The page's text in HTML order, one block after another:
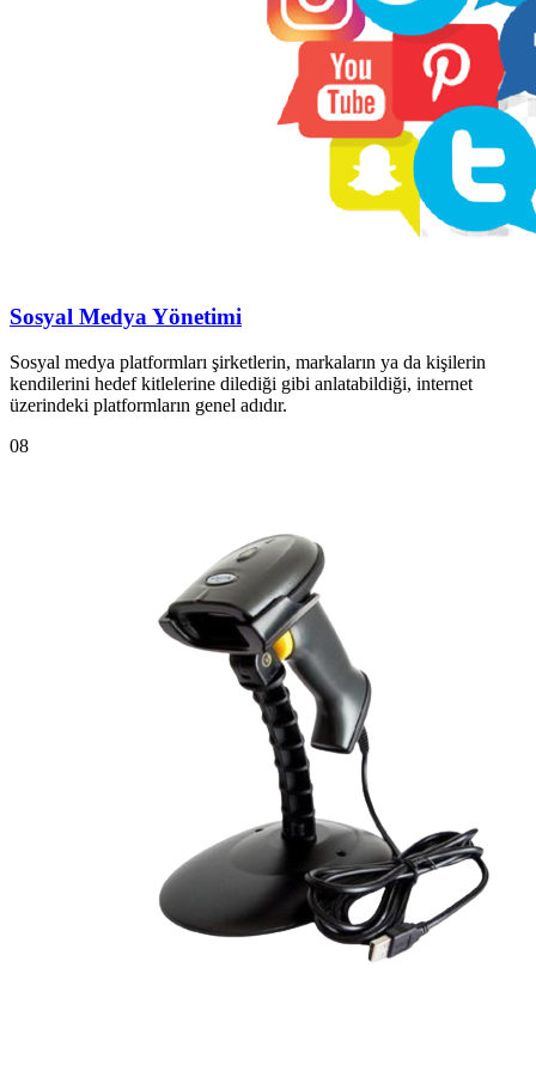
Sosyal Medya Yönetimi
Sosyal medya platformları şirketlerin, markaların ya da kişilerin
kendilerini hedef kitlelerine dilediği gibi anlatabildiği, internet
üzerindeki platformların genel adıdır.
08